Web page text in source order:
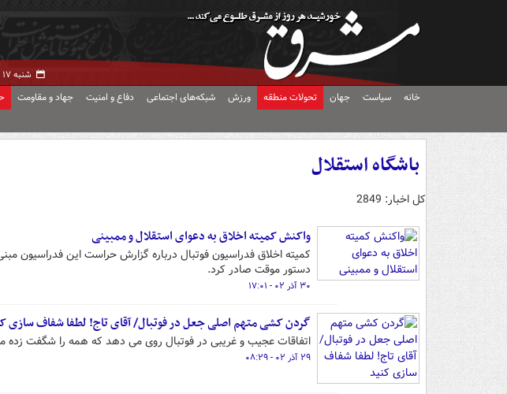
شنبه ۱۷ مرداد ۱۴۰۵ -
خانه سیاست جهان تحولات منطقه ورزش شبکه‌های اجتماعی دفاع و امنیت جهاد و مقاومت
باشگاه استقلال
کل اخبار: 2849
واکنش کمیته اخلاق به دعوای استقلال و ممبینی
کمیته اخلاق فدراسیون فوتبال درباره گزارش حراست این فدراسیون
دستور موقت صادر کرد.
۳۰ آذر ۰۲ - ۱۷:۰۱
گردن کشی متهم اصلی جعل در فوتبال/ آقای تاج! لطفا شفاف سازی
اتفاقات عجیب و غریبی در فوتبال روی می دهد که همه را شگفت
۲۹ آذر ۰۲ - ۰۸:۲۹